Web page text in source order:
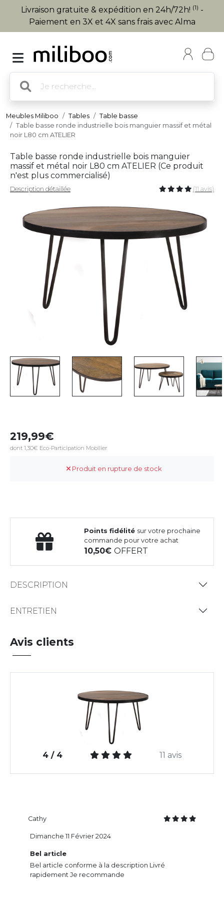
Livraison gratuite & expédition en 24h/72h! (1) -
Paiement en 3X et 4X sans frais avec Alma
Meubles Miliboo Tables
Table basse
Table basse ronde industrielle bois manguier massif et métal
noir L80 cm ATELIER
Table basse ronde industrielle bois manguier
massif et métal noir L80 cm ATELIER (Ce produit
n'est plus commercialisé)
Description détaillée (11 avis)
219,99
dont 1,30€ Eco-Participation Mobilier
Produit en rupture de stock
Points fidélité sur votre prochaine
commande pour votre achat
10,50OFFERT
DESCRIPTION
ENTRETIEN
Avis clients
4 / 4 11 avis
Cathy
Bel article
Bel article conforme à la description Livré
rapidement Je recommande
Dimanche 11 Février 2024